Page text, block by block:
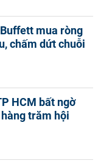
mua ròng
chấm dứt chuỗi
HCM bất ngờ
trăm hội